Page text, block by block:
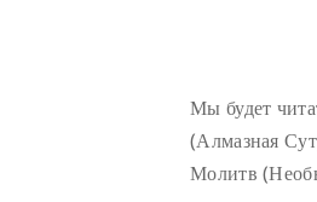
Мы будет
(Алмазная
Молитв